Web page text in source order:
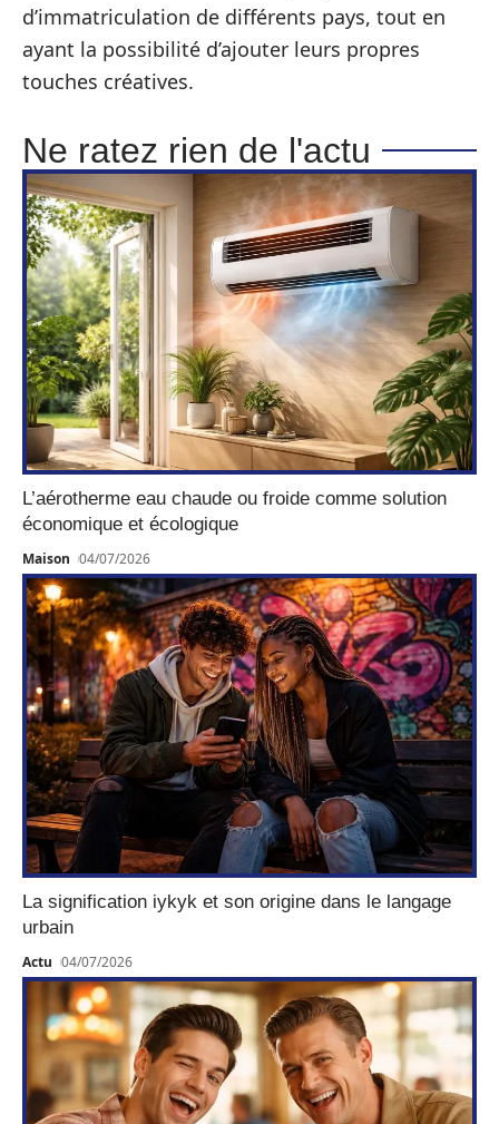
d’immatriculation de différents pays, tout en
ayant la possibilité d’ajouter leurs propres
touches créatives.
Ne ratez rien de l'actu
L’aérotherme eau chaude ou froide comme solution
économique et écologique
Maison 04/07/2026
La signification iykyk et son origine dans le langage
urbain
Actu 04/07/2026